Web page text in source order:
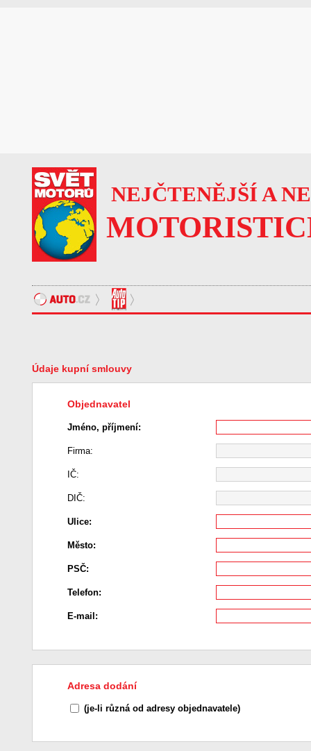
NEJČTENĚJŠÍ A
Údaje kupní smlouvy
Objednavatel
Jméno, příjmení:
Firma:
IČ:
DIČ:
Ulice:
Město:
PSČ:
Telefon:
E-mail:
Adresa dodání
(je-li různá od adresy objednavatele)